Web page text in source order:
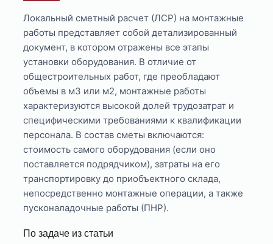
Локальный сметный расчет (ЛСР) на монтажные
работы представляет собой детализированный
документ, в котором отражены все этапы
установки оборудования. В отличие от
общестроительных работ, где преобладают
объемы в м3 или м2, монтажные работы
характеризуются высокой долей трудозатрат и
специфическими требованиями к квалификации
персонала. В состав сметы включаются:
стоимость самого оборудования (если оно
поставляется подрядчиком), затраты на его
транспортировку до приобъектного склада,
непосредственно монтажные операции, а также
пусконаладочные работы (ПНР).
По задаче из статьи